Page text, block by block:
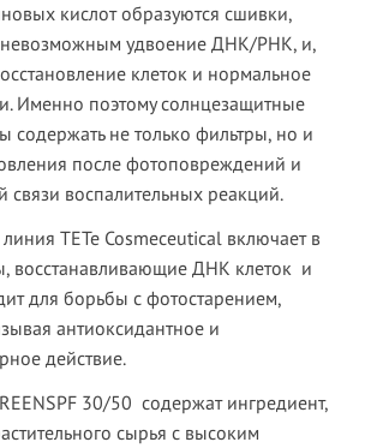
кислот образуются сшивки,
удвоение ДНК/РНК, и,
клеток и нормальное
Именно поэтому солнцезащитные
содержать не только фильтры, но и
после фотоповреждений и
связи воспалительных реакций.
TETe Cosmeceutical включает в
восстанавливающие ДНК клеток и
для борьбы с фотостарением,
антиоксидантное и
действие.
SPF 30/50 содержат ингредиент,
сырья с высоким